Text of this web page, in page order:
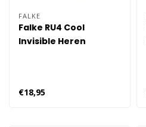
FALKE
Falke RU4 Cool
Invisible Heren
€18,95